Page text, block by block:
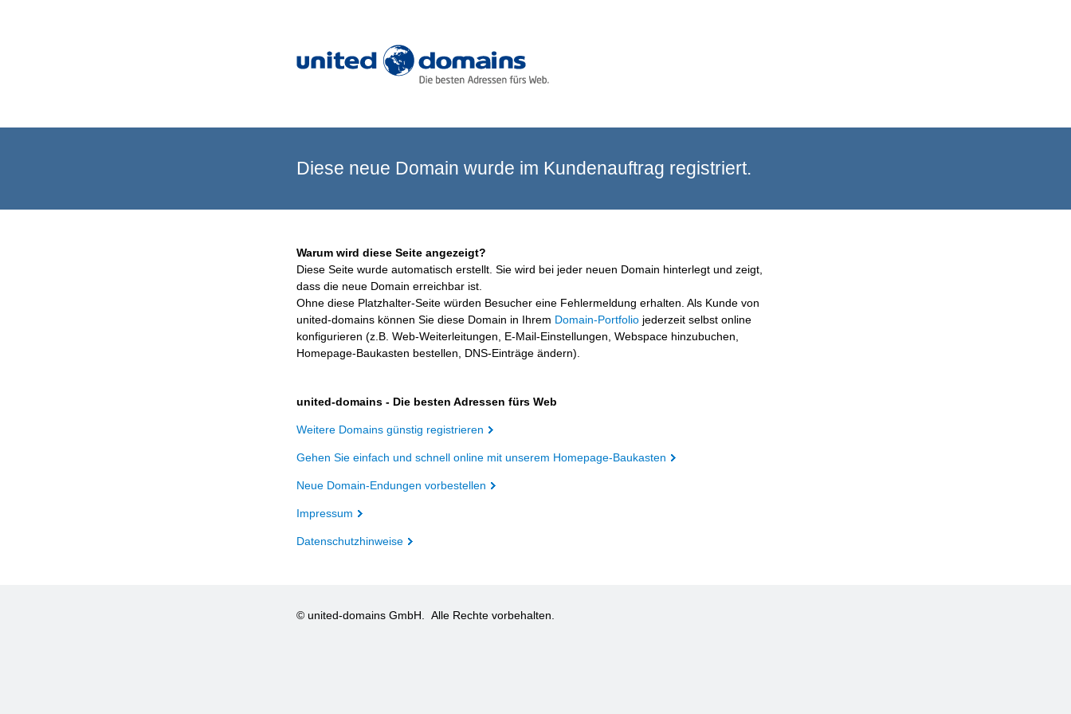
Diese neue Domain wurde im Kundenauftrag registriert.
Warum wird diese Seite angezeigt?
Diese Seite wurde automatisch erstellt. Sie wird bei jeder neuen Domain hinterlegt und zeigt,
dass die neue Domain erreichbar ist.
Ohne diese Platzhalter-Seite würden Besucher eine Fehlermeldung erhalten. Als Kunde von
united-domains können Sie diese Domain in Ihrem Domain-Portfolio jederzeit selbst online
konfigurieren (z.B. Web-Weiterleitungen, E-Mail-Einstellungen, Webspace hinzubuchen,
Homepage-Baukasten bestellen, DNS-Einträge ändern).
united-domains - Die besten Adressen fürs Web
Weitere Domains günstig registrieren
Gehen Sie einfach und schnell online mit unserem Homepage-Baukasten
Neue Domain-Endungen vorbestellen
Impressum
Datenschutzhinweise
© united-domains GmbH. Alle Rechte vorbehalten.